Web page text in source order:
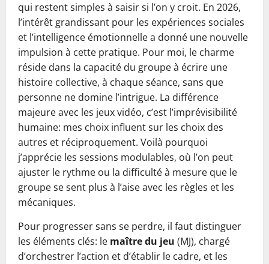
qui restent simples à saisir si l’on y croit. En 2026,
l’intérêt grandissant pour les expériences sociales
et l’intelligence émotionnelle a donné une nouvelle
impulsion à cette pratique. Pour moi, le charme
réside dans la capacité du groupe à écrire une
histoire collective, à chaque séance, sans que
personne ne domine l’intrigue. La différence
majeure avec les jeux vidéo, c’est l’imprévisibilité
humaine: mes choix influent sur les choix des
autres et réciproquement. Voilà pourquoi
j’apprécie les sessions modulables, où l’on peut
ajuster le rythme ou la difficulté à mesure que le
groupe se sent plus à l’aise avec les règles et les
mécaniques.
Pour progresser sans se perdre, il faut distinguer
les éléments clés: le maître du jeu (MJ), chargé
d’orchestrer l’action et d’établir le cadre, et les